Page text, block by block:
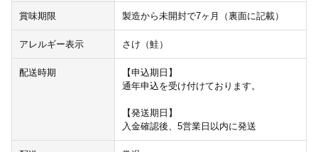
賞味期限 製造から未開封で7ヶ月（裏面に記載）
アレルギー表示 さけ（鮭）
配送時期
【申込期日】
通年申込を受け付けております。
【発送期日】
入金確認後、5営業日以内に発送